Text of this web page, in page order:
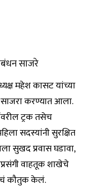
साजरे
महेश कासट यांच्या
करण्यात आला.
ट्रक तसेच
सदस्यांनी सुरक्षित
सुखद प्रवास घडावा,
वाहतूक शाखेचे
कौतुक केलं.